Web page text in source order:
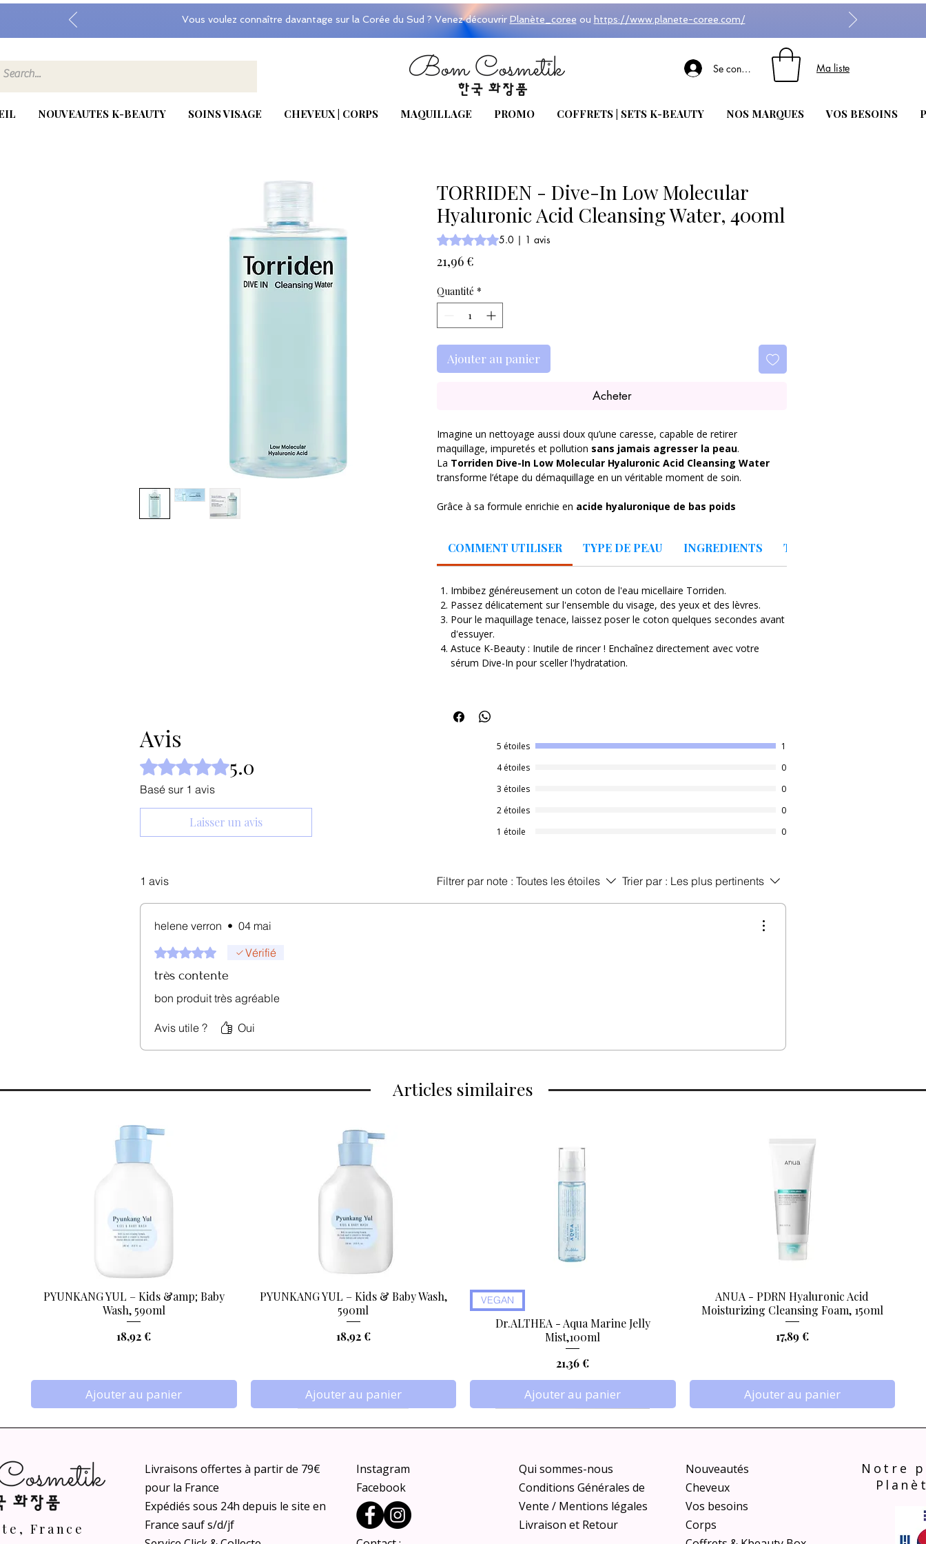
Vous voulez connaître davantage sur la Corée du Sud ? Venez découvrir Planète_coree ou https://www.planete-coree.com/
Se connecter Ma liste
NOUVEAUTES K-BEAUTY SOINS VISAGE CHEVEUX | CORPS MAQUILLAGE PROMO COFFRETS | SETS K-BEAUTY NOS MARQUES VOS BESOINS
TORRIDEN - Dive-In Low Molecular
Hyaluronic Acid Cleansing Water, 400ml
La note est de 5.0 sur cinq étoiles selon 1 avis
5.0 | 1 avis
21,96 €
Quantité *
Ajouter au panier
Acheter
Imagine un nettoyage aussi doux qu’une caresse, capable de retirer
maquillage, impuretés et pollution sans jamais agresser la peau.
La Torriden Dive-In Low Molecular Hyaluronic Acid Cleansing Water
transforme l’étape du démaquillage en un véritable moment de soin.
Grâce à sa formule enrichie en acide hyaluronique de bas poids
fraîche, confortable et repulpée.
maquillage (même léger waterproof) et apaise instantanément les
tiraillements. Résultat :
✔ Peau propre
✔ Teint frais
✔ Zéro sensation de sécheresse
Le petit plus : Son format généreux de 400ml pour une fraîcheur qui dure jour
après jour.
✨ Pourquoi vous allez l'adorer :
Hydratation 5D-Complex : Un mélange unique de 5 types d'acides
de l'épiderme pour une hydratation en profondeur.
Nettoyage Ultra-Doux : Sa formule au pH équilibré respecte la barrière
Fini "Glass Skin" : Elle ne se contente pas de nettoyer ; elle apaise grâce au
testé sur les animaux.
Imaginez la sensation d'une eau pure et cristalline qui glisse sur votre peau à
Allantoïne : Adoucit et protège la peau.
Extrait de Malachite : Donne sa couleur bleue naturelle et protège contre le
COMMENT UTILISER TYPE DE PEAU INGREDIENTS TEMOIGNAGES
Imbibez généreusement un coton de l'eau micellaire Torriden.
Passez délicatement sur l'ensemble du visage, des yeux et des lèvres.
Pour le maquillage tenace, laissez poser le coton quelques secondes avant
d'essuyer.
Astuce K-Beauty : Inutile de rincer ! Enchaînez directement avec votre
sérum Dive-In pour sceller l'hydratation.
Avis
Noté 5 sur 5. 5.0
Basé sur 1 avis
Laisser un avis
5 étoiles
1
4 étoiles
0
3 étoiles
0
2 étoiles
0
1 étoile
0
1 avis Filtrer par note : Toutes les étoiles Trier par : Les plus pertinents
helene verron • 04 mai
Noté 5 sur 5. Vérifié
très contente
bon produit très agréable
Avis utile ? Oui
Articles similaires
Aperçu rapide
PYUNKANG YUL – Kids &amp; Baby
Wash, 590ml
Prix
18,92 €
Ajouter au panier
Aperçu rapide
PYUNKANG YUL – Kids & Baby Wash,
590ml
Prix
18,92 €
Ajouter au panier
VEGAN
Dr.ALTHEA - Aqua Marine Jelly
Mist,100ml
Prix
21,36 €
Ajouter au panier
Aperçu rapide
ANUA - PDRN Hyaluronic Acid
Moisturizing Cleansing Foam, 150ml
Prix
17,89 €
Ajouter au panier
France
Livraisons offertes à partir de 79€
pour la France
Expédiés sous 24h depuis le site en
France sauf s/d/jf
Instagram
Facebook
Qui sommes-nous
Conditions Générales de
Vente / Mentions légales
Livraison et Retour
Nouveautés
Cheveux
Vos besoins
Corps
Notre